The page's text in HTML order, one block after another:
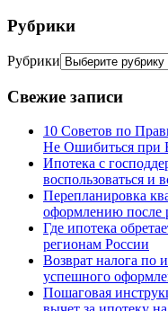
Рубрики
Рубрики
Свежие записи
10 Советов по
Не Ошибиться при
Ипотека с
воспользоваться и
Перепланировка
оформлению после
Где ипотека
регионам России
Возврат налога по
успешного
Пошаговая